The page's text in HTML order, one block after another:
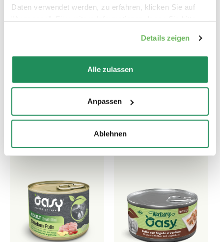
Daten verwendet werden, zu erfahren, klicken Sie auf
Details zeigen
Alle zulassen
Anpassen
Ablehnen
Welches ist Ihr Liebling?
Finden Sie unsere besten Produkte für Ihr
Haustier heraus